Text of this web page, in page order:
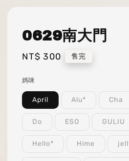
0629南大門
Regular
NT$ 300 售完
媽咪
April Alu* Cha
Do ESO GULIU
Hello* Hime